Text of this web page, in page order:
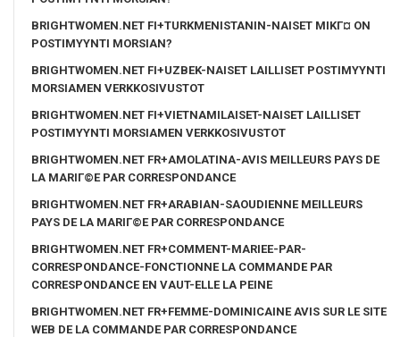
BRIGHTWOMEN.NET FI+TURKMENISTANIN-NAISET MIKГ¤ ON
POSTIMYYNTI MORSIAN?
BRIGHTWOMEN.NET FI+UZBEK-NAISET LAILLISET POSTIMYYNTI
MORSIAMEN VERKKOSIVUSTOT
BRIGHTWOMEN.NET FI+VIETNAMILAISET-NAISET LAILLISET
POSTIMYYNTI MORSIAMEN VERKKOSIVUSTOT
BRIGHTWOMEN.NET FR+AMOLATINA-AVIS MEILLEURS PAYS DE
LA MARIГ©E PAR CORRESPONDANCE
BRIGHTWOMEN.NET FR+ARABIAN-SAOUDIENNE MEILLEURS
PAYS DE LA MARIГ©E PAR CORRESPONDANCE
BRIGHTWOMEN.NET FR+COMMENT-MARIEE-PAR-
CORRESPONDANCE-FONCTIONNE LA COMMANDE PAR
CORRESPONDANCE EN VAUT-ELLE LA PEINE
BRIGHTWOMEN.NET FR+FEMME-DOMINICAINE AVIS SUR LE SITE
WEB DE LA COMMANDE PAR CORRESPONDANCE